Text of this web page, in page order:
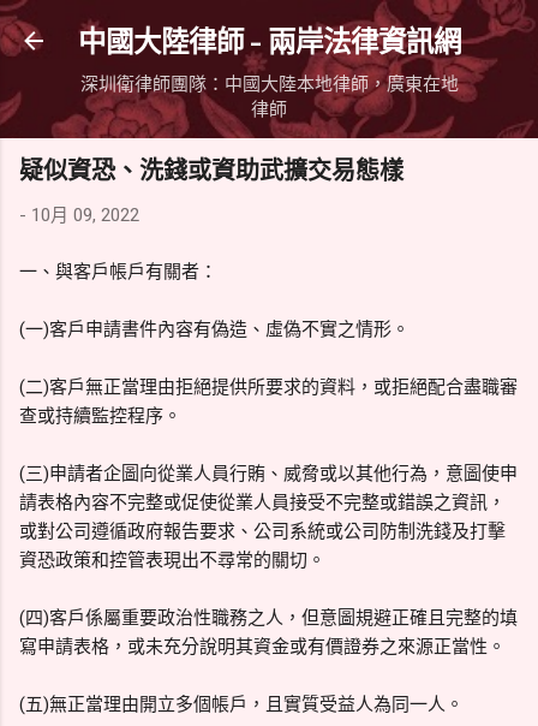
跳到主要內容
中國大陸律師 - 兩岸法律資訊網
深圳衛律師團隊：中國大陸本地律師，廣東在地
律師
疑似資恐、洗錢或資助武擴交易態樣
- 10月 09, 2022
一、與客戶帳戶有關者：
(一)客戶申請書件內容有偽造、虛偽不實之情形。
(二)客戶無正當理由拒絕提供所要求的資料，或拒絕配合盡職審
查或持續監控程序。
(三)申請者企圖向從業人員行賄、威脅或以其他行為，意圖使申
請表格內容不完整或促使從業人員接受不完整或錯誤之資訊，
或對公司遵循政府報告要求、公司系統或公司防制洗錢及打擊
資恐政策和控管表現出不尋常的關切。
(四)客戶係屬重要政治性職務之人，但意圖規避正確且完整的填
寫申請表格，或未充分說明其資金或有價證券之來源正當性。
(五)無正當理由開立多個帳戶，且實質受益人為同一人。